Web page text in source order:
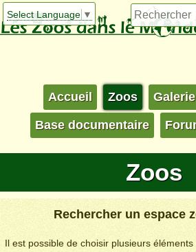
Select Language ▼
Accueil Zoos
Base documentaire
Zoos
Rechercher un espace
Il est possible de choisir plusieurs